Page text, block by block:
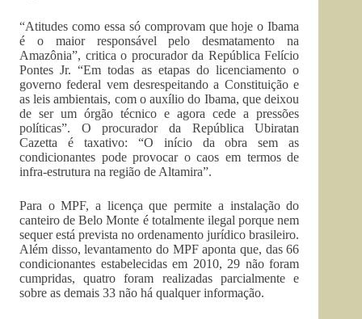
“Atitudes como essa só comprovam que hoje o Ibama
é o maior responsável pelo desmatamento na
Amazônia”, critica o procurador da República Felício
Pontes Jr. “Em todas as etapas do licenciamento o
governo federal vem desrespeitando a Constituição e
as leis ambientais, com o auxílio do Ibama, que deixou
de ser um órgão técnico e agora cede a pressões
políticas”. O procurador da República Ubiratan
Cazetta é taxativo: “O início da obra sem as
condicionantes pode provocar o caos em termos de
infra-estrutura na região de Altamira”.
Para o MPF, a licença que permite a instalação do
canteiro de Belo Monte é totalmente ilegal porque nem
sequer está prevista no ordenamento jurídico brasileiro.
Além disso, levantamento do MPF aponta que, das 66
condicionantes estabelecidas em 2010, 29 não foram
cumpridas, quatro foram realizadas parcialmente e
sobre as demais 33 não há qualquer informação.